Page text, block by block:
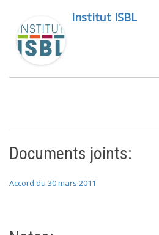
Institut ISBL
Documents joints:
Accord du 30 mars 2011